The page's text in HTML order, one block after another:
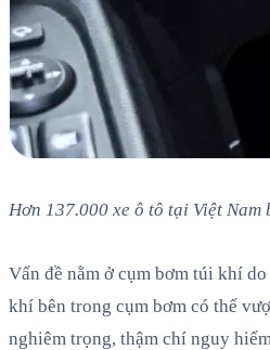
Hơn 137.000 xe ô tô tại Việt
Vấn đề nằm ở cụm bơm túi khí
khí bên trong cụm bơm có thể
nghiêm trọng, thậm chí nguy